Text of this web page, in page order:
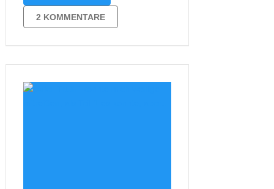
Detective in der Mordkommission.
Maura ist ihre beste Freundin und …
2 KOMMENTARE